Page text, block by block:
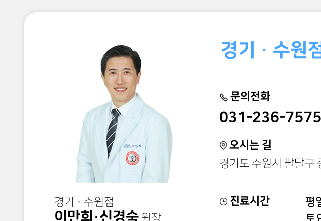
인천 · 부천점
인천 · 부천
문의전화
032-322-2075
오시는 길
경기도 부천시 신흥로
진료시간 월